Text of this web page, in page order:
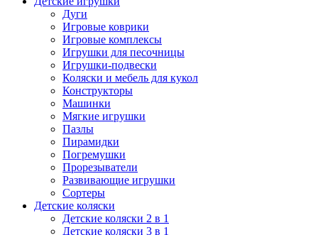
Дуги
Игровые коврики
Игровые комплексы
Игрушки для песочницы
Игрушки-подвески
Коляски и мебель для кукол
Конструкторы
Машинки
Мягкие игрушки
Пазлы
Пирамидки
Погремушки
Прорезыватели
Развивающие игрушки
Сортеры
Детские коляски
Детские коляски 2 в 1
Детские коляски 3 в 1